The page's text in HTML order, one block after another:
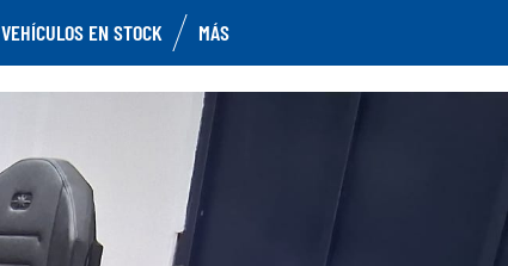
VEHÍCULOS EN STOCK MÁS